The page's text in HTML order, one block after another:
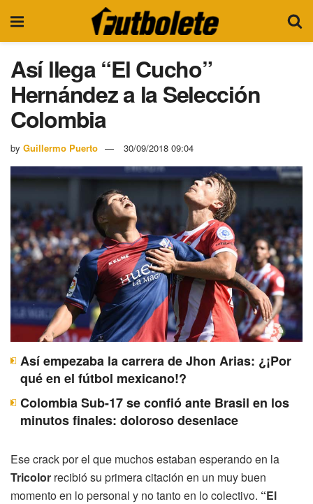
Así llega “El Cucho”
Hernández a la Selección
Colombia
by Guillermo Puerto 30/09/2018 09:04
Así empezaba la carrera de Jhon Arias: ¿¡Por
qué en el fútbol mexicano!?
Colombia Sub-17 se confió ante Brasil en los
minutos finales: doloroso desenlace
Ese crack por el que muchos estaban esperando en la
Tricolor recibió su primera citación en un muy buen
momento en lo personal y no tanto en lo colectivo. “El